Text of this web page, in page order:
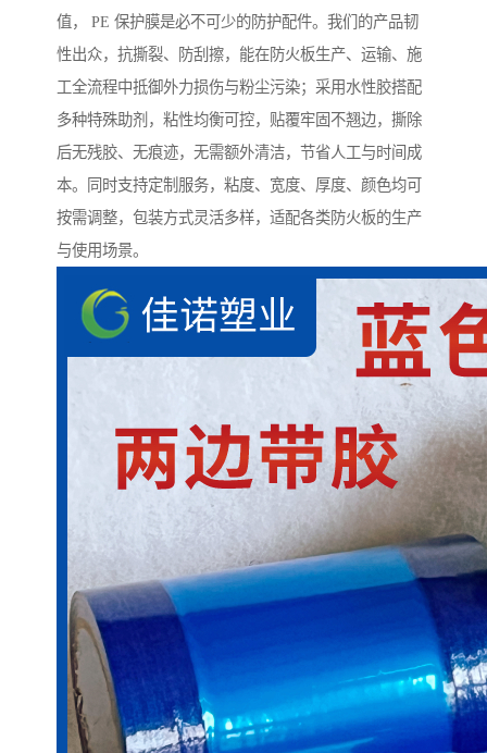
值， PE 保护膜是必不可少的防护配件。我们的产品韧
性出众，抗撕裂、防刮擦，能在防火板生产、运输、施
工全流程中抵御外力损伤与粉尘污染；采用水性胶搭配
多种特殊助剂，粘性均衡可控，贴覆牢固不翘边，撕除
后无残胶、无痕迹，无需额外清洁，节省人工与时间成
本。同时支持定制服务，粘度、宽度、厚度、颜色均可
按需调整，包装方式灵活多样，适配各类防火板的生产
与使用场景。